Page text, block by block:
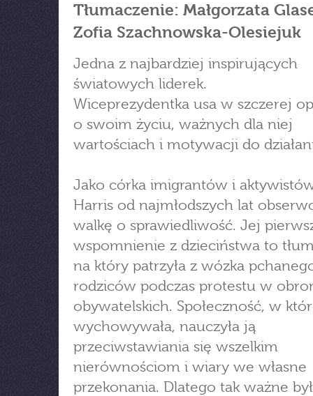
Tłumaczenie: Małgorzata
Zofia Szachnowska-Olesiejuk
Jedna z najbardziej inspirujących
światowych liderek.
Wiceprezydentka usa w szczerej
o swoim życiu, ważnych dla niej
wartościach i motywacji do
Jako córka imigrantów i
Harris od najmłodszych lat
walkę o sprawiedliwość. Jej
wspomnienie z dzieciństwa to
na który patrzyła z wózka
rodziców podczas protestu w
obywatelskich. Społeczność, w
wychowywała, nauczyła ją
przeciwstawiania się wszelkim
nierównościom i wiary we własne
przekonania. Dlatego tak ważne